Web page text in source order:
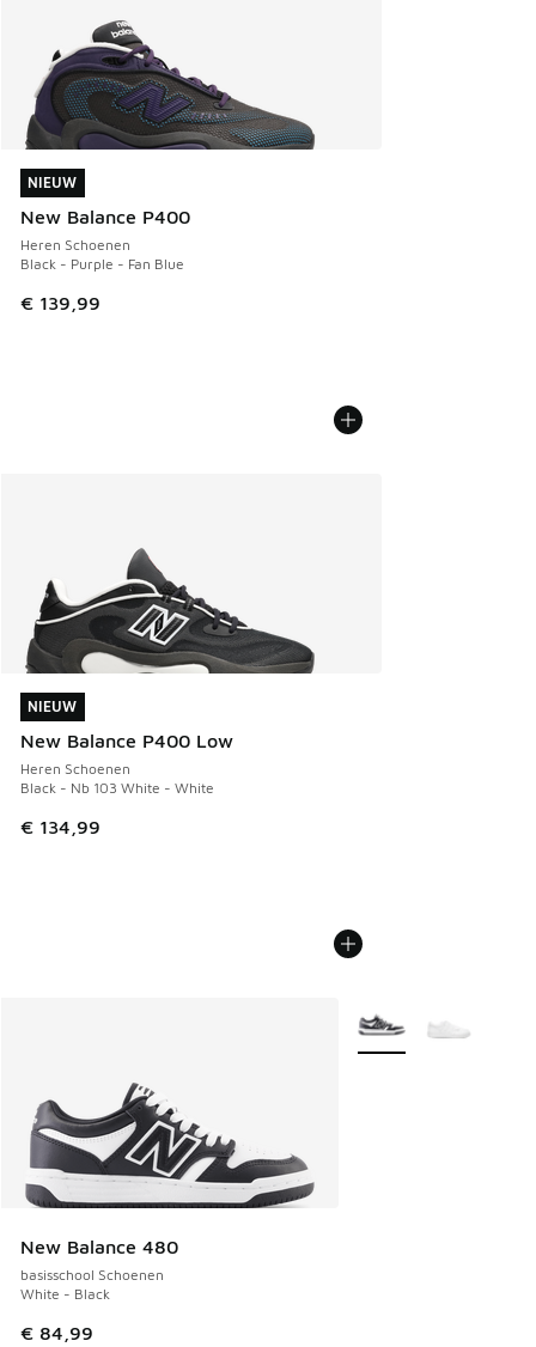
NIEUW
New Balance P400
Heren Schoenen
Black - Purple - Fan Blue
€ 139,99
NIEUW
NIEUW
New Balance P400 Low
Heren Schoenen
Black - Nb 103 White - White
€ 134,99
NIEUW
New Balance 480
basisschool Schoenen
White - Black
€ 84,99
Meer kleuren